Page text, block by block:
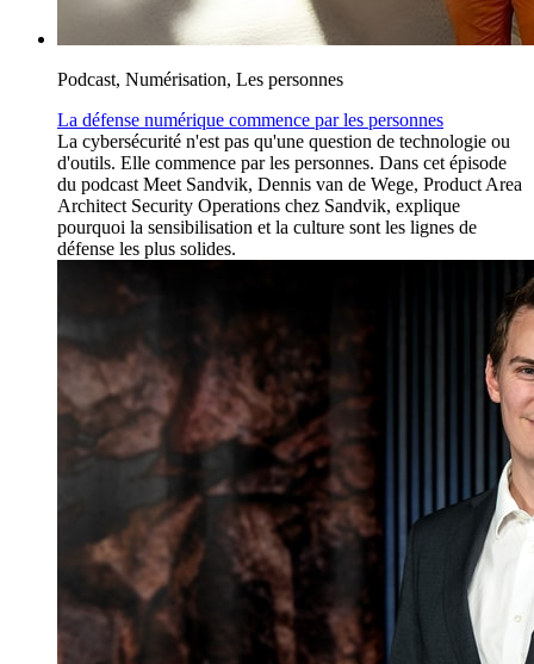
Podcast, Numérisation, Les personnes
La défense numérique commence par les personnes
La cybersécurité n'est pas qu'une question de technologie ou
d'outils. Elle commence par les personnes. Dans cet épisode
du podcast Meet Sandvik, Dennis van de Wege, Product Area
Architect Security Operations chez Sandvik, explique
pourquoi la sensibilisation et la culture sont les lignes de
défense les plus solides.